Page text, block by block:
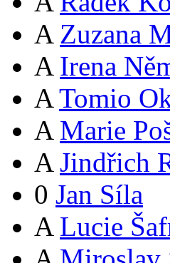
A Zuzana
A Irena
A Tomio
A Marie
A Jindřich
0 Jan Síla
A Lucie